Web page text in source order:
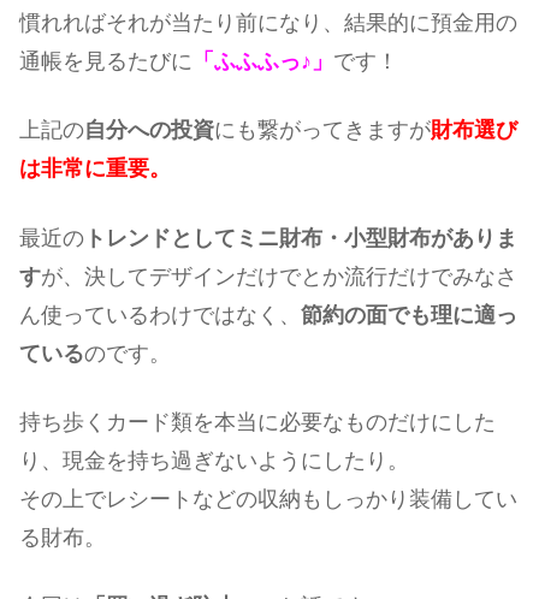
慣れればそれが当たり前になり、結果的に預金用の
通帳を見るたびに 「ふふふっ♪」 です！
上記の自分への投資にも繋がってきますが財布選び
は非常に重要。
最近の トレンドとしてミニ財布・小型財布がありま
すが、決してデザインだけでとか流行だけでみなさ
ん使っているわけではなく、 節約の面でも理に適っ
ているのです。
持ち歩くカード類を本当に必要なものだけにした
り、現金を持ち過ぎないようにしたり。
その上でレシートなどの収納もしっかり装備してい
る財布。